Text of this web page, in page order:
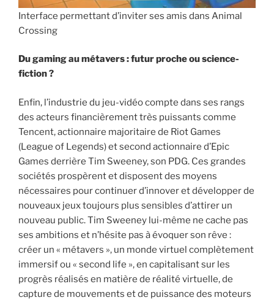
Interface permettant d’inviter ses amis dans Animal
Crossing
Du gaming au métavers : futur proche ou science-
fiction ?
Enfin, l’industrie du jeu-vidéo compte dans ses rangs
des acteurs financièrement très puissants comme
Tencent, actionnaire majoritaire de Riot Games
(League of Legends) et second actionnaire d’Epic
Games derrière Tim Sweeney, son PDG. Ces grandes
sociétés prospèrent et disposent des moyens
nécessaires pour continuer d’innover et développer de
nouveaux jeux toujours plus sensibles d’attirer un
nouveau public. Tim Sweeney lui-même ne cache pas
ses ambitions et n’hésite pas à évoquer son rêve :
créer un « métavers », un monde virtuel complètement
immersif ou « second life », en capitalisant sur les
progrès réalisés en matière de réalité virtuelle, de
capture de mouvements et de puissance des moteurs